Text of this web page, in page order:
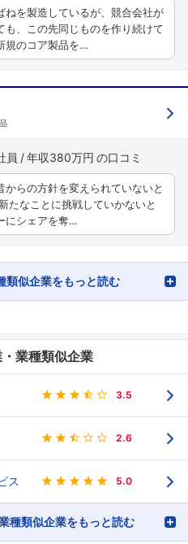
ねを製造しているが、競合会社が
も、この先同じものを作り続けて
規のコア製品を…
員 年収380万円
からの方針を変えられていないと
たなことに挑戦していかないと
にシェアを奪…
類似企業をもっと読む
業種類似企業
3.5
2.6
ス 5.0
種類似企業をもっと読む